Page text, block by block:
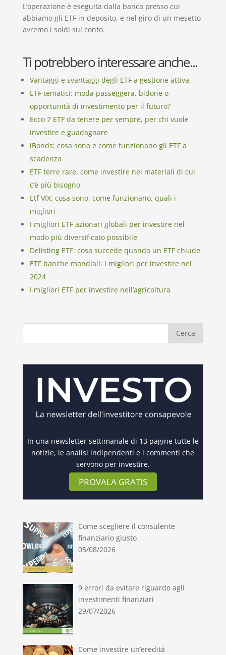
L’operazione è eseguita dalla banca presso cui
abbiamo gli ETF in deposito, e nel giro di un mesetto
avremo i soldi sul conto.
Ti potrebbero interessare anche...
Vantaggi e svantaggi degli ETF a gestione attiva
ETF tematici: moda passeggera, bidone o
opportunità di investimento per il futuro?
Ecco 7 ETF da tenere per sempre, per chi vuole
investire e guadagnare
iBonds: cosa sono e come funzionano gli ETF a
scadenza
ETF terre rare, come investire nei materiali di cui
c’è più bisogno
Etf VIX: cosa sono, come funzionano, quali i
migliori
I migliori ETF azionari globali per investire nel
modo più diversificato possibile
Delisting ETF: cosa succede quando un ETF chiude
ETF banche mondiali: i migliori per investire nel
2024
I migliori ETF per investire nell’agricoltura
In una newsletter settimanale di 13 pagine tutte le
notizie, le analisi indipendenti e i commenti che
servono per investire.
PROVALA GRATIS
Come scegliere il consulente
finanziario giusto
05/08/2026
9 errori da evitare riguardo agli
investimenti finanziari
29/07/2026
Come investire un’eredità